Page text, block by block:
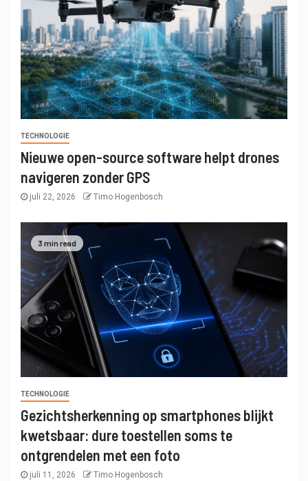
TECHNOLOGIE
Nieuwe open-source software helpt drones
navigeren zonder GPS
juli 22, 2026 Timo Hogenbosch
3 min read
TECHNOLOGIE
Gezichtsherkenning op smartphones blijkt
kwetsbaar: dure toestellen soms te
ontgrendelen met een foto
juli 11, 2026 Timo Hogenbosch